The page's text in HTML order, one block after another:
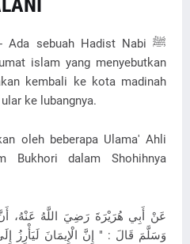
- Ada sebuah Hadist Nabi ﷺ
islam yang menyebutkan
kembali ke kota madinah
ke lubangnya.
oleh beberapa Ulama' Ahli
Bukhori dalam Shohihnya
عَنْ أَبِي هُرَيْرَةَ رَضِيَ اللَّهُ عَنْهُ،
وَسَلَّمَ قَالَ : " إِنَّ الْإِيمَانَ لَيَأْرِزُ